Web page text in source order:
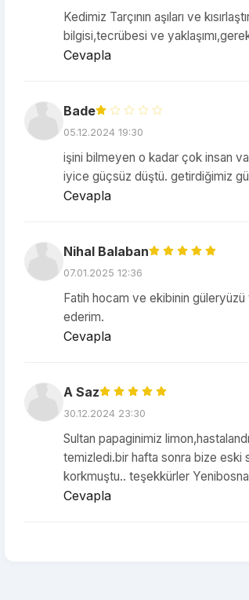
Kedimiz Tarçının aşıları ve
bilgisi,tecrübesi ve
Cevapla
Bade
05.12.2024 19:30
işini bilmeyen o kadar çok insan
iyice güçsüz düştü. getirdiğimiz
Cevapla
Nihal Balaban
07.01.2025 12:36
Fatih hocam ve ekibinin
ederim.
Cevapla
A Saz
30.12.2024 23:30
Sultan papaginimiz
temizledi.bir hafta sonra bize eski
korkmuştu.. teşekkürler
Cevapla